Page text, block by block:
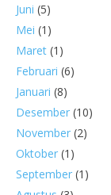
Juni (5)
Mei (1)
Maret (1)
Februari (6)
Januari (8)
Desember (10)
November (2)
Oktober (1)
September (1)